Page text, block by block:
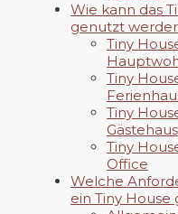
Wie kann das
genutzt
Tiny
Tiny
Tiny
Gästehaus
Tiny
Office
Welche
ein Tiny House